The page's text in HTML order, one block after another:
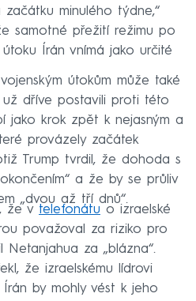
minulého týdne,“
samotné přežití režimu po
Írán vnímá jako určité
útokům může také
dříve postavili proti této
jako krok zpět k nejasným a
provázely začátek
Trump tvrdil, že dohoda s
a že by se průliv
„dvou až tří dnů“.
že v telefonátu o izraelské
považoval za riziko pro
za „blázna“.
že izraelskému lídrovi
by mohly vést k jeho